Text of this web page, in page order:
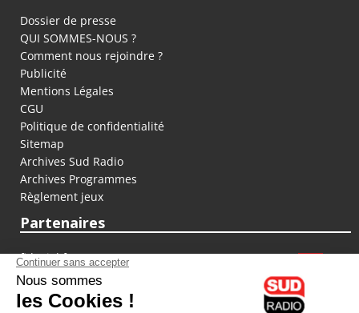
Dossier de presse
QUI SOMMES-NOUS ?
Comment nous rejoindre ?
Publicité
Mentions Légales
CGU
Politique de confidentialité
Sitemap
Archives Sud Radio
Archives Programmes
Règlement jeux
Partenaires
fiducial.fr
lyoncapitale.fr
olympique-et-lyonnais.com